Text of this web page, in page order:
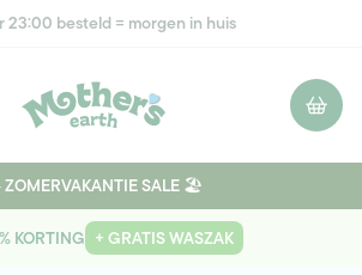
23:00 besteld = morgen in huis
SALE 🏖️
KORTING + GRATIS WASZAK